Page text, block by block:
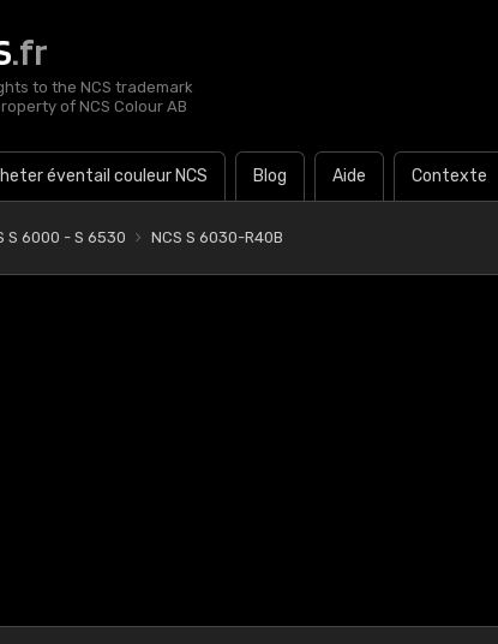
.fr
to the NCS trademark
of NCS Colour AB
éventail couleur NCS Blog Aide Contexte
S 6000 - S 6530 NCS S 6030-R40B